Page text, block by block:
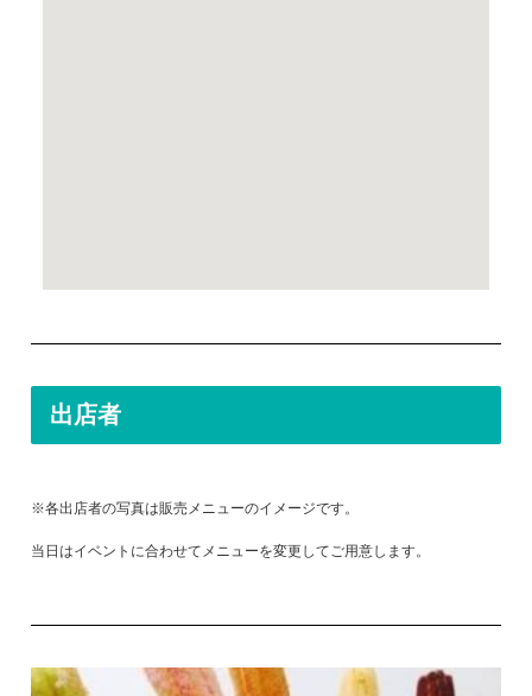
出店者
※各出店者の写真は販売メニューのイメージです。
当日はイベントに合わせてメニューを変更してご用意します。